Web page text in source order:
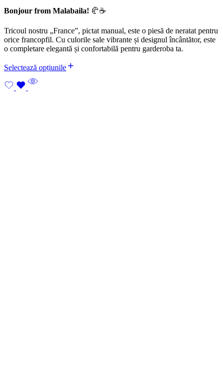
Bonjour from Malabaila! 🥐☕
Tricoul nostru „France”, pictat manual, este o piesă de neratat pentru
orice francopfil. Cu culorile sale vibrante și designul încântător, este
o completare elegantă și confortabilă pentru garderoba ta.
Selectează opțiunile